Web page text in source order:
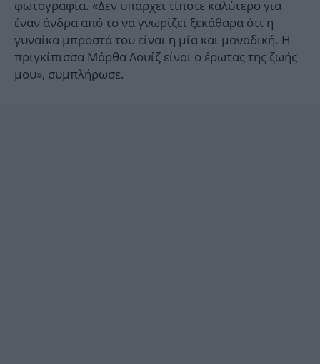
φωτογραφία. «Δεν υπάρχει τίποτε καλύτερο για
έναν άνδρα από το να γνωρίζει ξεκάθαρα ότι η
γυναίκα μπροστά του είναι η μία και μοναδική. Η
πριγκίπισσα Μάρθα Λουίζ είναι ο έρωτας της ζωής
μου», συμπλήρωσε.